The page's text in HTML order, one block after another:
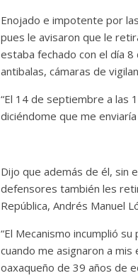
Enojado e impotente por
pues le avisaron que le
estaba fechado con el día
antibalas, cámaras de
“El 14 de septiembre a las
diciéndome que me
Dijo que además de él, sin
defensores también les
República, Andrés Manuel
“El Mecanismo incumplió
cuando me asignaron a
oaxaqueño de 39 años de